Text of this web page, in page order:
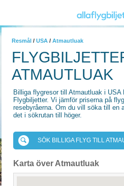
Resmål / USA / Atmautluak
ATMAUTLUAK
Billiga flygresor till Atmautluak i USA
Flygbiljetter. Vi jämför priserna på
resebyråerna. Om du vill söka till en
det i sökrutan till höger.
SÖK BILLIGA FLYG TILL
Karta över Atmautluak